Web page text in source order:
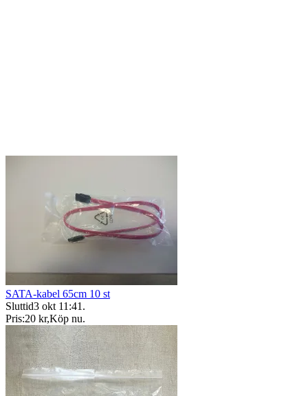
SATA-kabel 65cm 10 st
Sluttid3 okt 11:41 .
Pris:20 kr,Köp nu.